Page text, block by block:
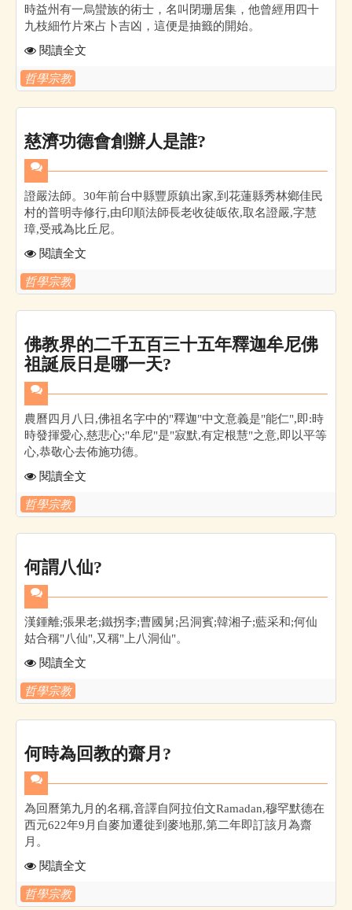
時益州有一烏蠻族的術士，名叫閉珊居集，他曾經用四十
九枝細竹片來占卜吉凶，這便是抽籤的開始。
閱讀全文
哲學宗教
慈濟功德會創辦人是誰?
證嚴法師。30年前台中縣豐原鎮出家,到花蓮縣秀林鄉佳民
村的普明寺修行,由印順法師長老收徒皈依,取名證嚴,字慧
璋,受戒為比丘尼。
閱讀全文
哲學宗教
佛教界的二千五百三十五年釋迦牟尼佛
祖誕辰日是哪一天?
農曆四月八日,佛祖名字中的"釋迦"中文意義是"能仁",即:時
時發揮愛心,慈悲心;"牟尼"是"寂默,有定根慧"之意,即以平等
心,恭敬心去佈施功德。
閱讀全文
哲學宗教
何謂八仙?
漢鍾離;張果老;鐵拐李;曹國舅;呂洞賓;韓湘子;藍采和;何仙
姑合稱"八仙",又稱"上八洞仙"。
閱讀全文
哲學宗教
何時為回教的齋月?
為回曆第九月的名稱,音譯自阿拉伯文Ramadan,穆罕默德在
西元622年9月自麥加遷徙到麥地那,第二年即訂該月為齋
月。
閱讀全文
哲學宗教